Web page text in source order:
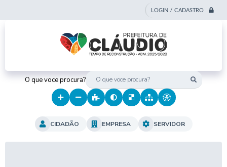
LOGIN / CADASTRO
O que voce procura?
CIDADÃO EMPRESA SERVIDOR